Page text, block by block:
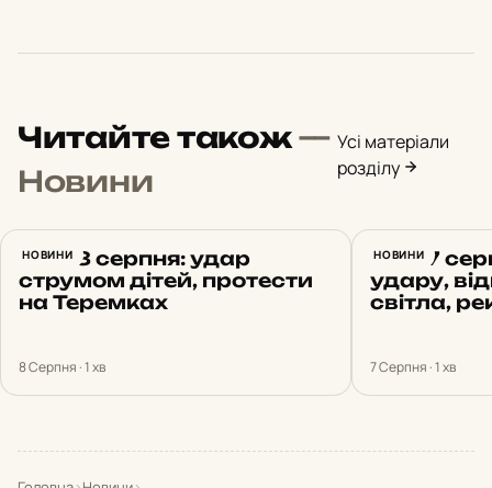
Читайте також—
Новини
Усі матеріали
розділу
НОВИНИ
Київ 8 серпня: удар
струмом дітей, протести
на Теремках
8 Серпня · 1 хв
НОВИНИ
Київ 7
удару,
світла,
7 Серпня · 1 хв